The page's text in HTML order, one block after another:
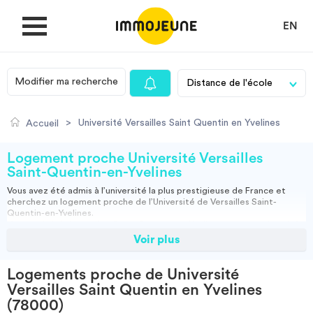
EN
MON COMPTE
Je cherche un logement
Villes
Modifier ma recherche
Accueil > Université Versailles Saint Quentin en Yvelines
Logement proche Université Versailles
Saint-Quentin-en-Yvelines
Vous avez été admis à l’université la plus prestigieuse de France et
cherchez un logement proche de l’Université de Versailles Saint-
Quentin-en-Yvelines.
française créée en 1991, située dans le département des Yvelines ainsi
que depuis 2002 dans celui des Hauts-de-Seine. Avec un rayonnement
des découvertes, cette Université dispense un enseignement d’une
qualité éblouissante.
Pour trouver unlogement à proximité de l’Université Versailles St
Quentin-en-Yvelines
Voir plus
Logements proche de Université
Versailles Saint Quentin en Yvelines
(78000)